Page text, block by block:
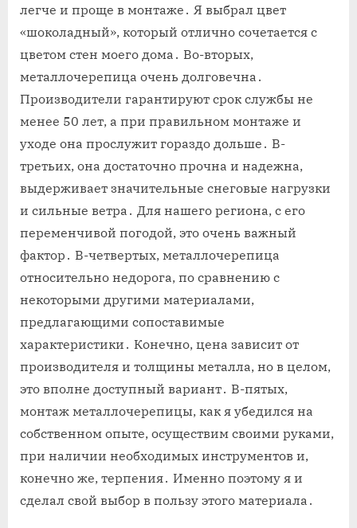
легче и проще в монтаже․ Я выбрал цвет
«шоколадный», который отлично сочетается с
цветом стен моего дома․ Во-вторых,
металлочерепица очень долговечна․
Производители гарантируют срок службы не
менее 50 лет, а при правильном монтаже и
уходе она прослужит гораздо дольше․ В-
третьих, она достаточно прочна и надежна,
выдерживает значительные снеговые нагрузки
и сильные ветра․ Для нашего региона, с его
переменчивой погодой, это очень важный
фактор․ В-четвертых, металлочерепица
относительно недорога, по сравнению с
некоторыми другими материалами,
предлагающими сопоставимые
характеристики․ Конечно, цена зависит от
производителя и толщины металла, но в целом,
это вполне доступный вариант․ В-пятых,
монтаж металлочерепицы, как я убедился на
собственном опыте, осуществим своими руками,
при наличии необходимых инструментов и,
конечно же, терпения․ Именно поэтому я и
сделал свой выбор в пользу этого материала․